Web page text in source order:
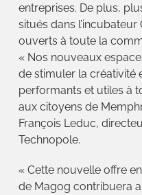
entreprises. De plus,
situés dans
ouverts à toute la
« Nos nouveaux
de stimuler la créativité
performants et utiles à
aux citoyens de
François Leduc,
Technopole.
« Cette nouvelle offre
de Magog contribuera